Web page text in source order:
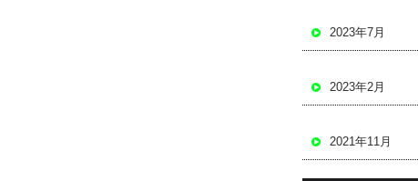
2023年7月
2023年2月
2021年11月